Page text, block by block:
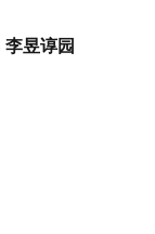
昱谆园